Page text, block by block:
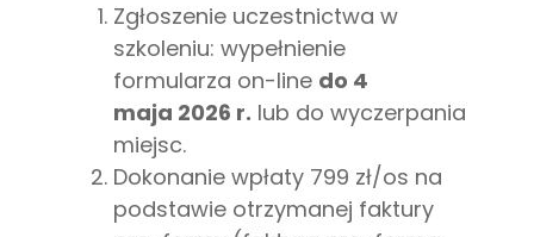
Zgłoszenie uczestnictwa w
szkoleniu: wypełnienie
formularza on-line do 4
maja 2026 r. lub do wyczerpania
miejsc.
Dokonanie wpłaty 799 zł/os na
podstawie otrzymanej faktury